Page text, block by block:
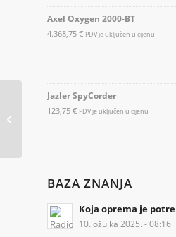
Axel Oxygen 2000-BT
4.368,75 € PDV je uključen u cijenu
Jazler SpyCorder
123,75 € PDV je uključen u cijenu
BAZA ZNANJA
Koja oprema je
10. ožujka 2025. - 08:16
Usluga izrade
Optimalnih internet